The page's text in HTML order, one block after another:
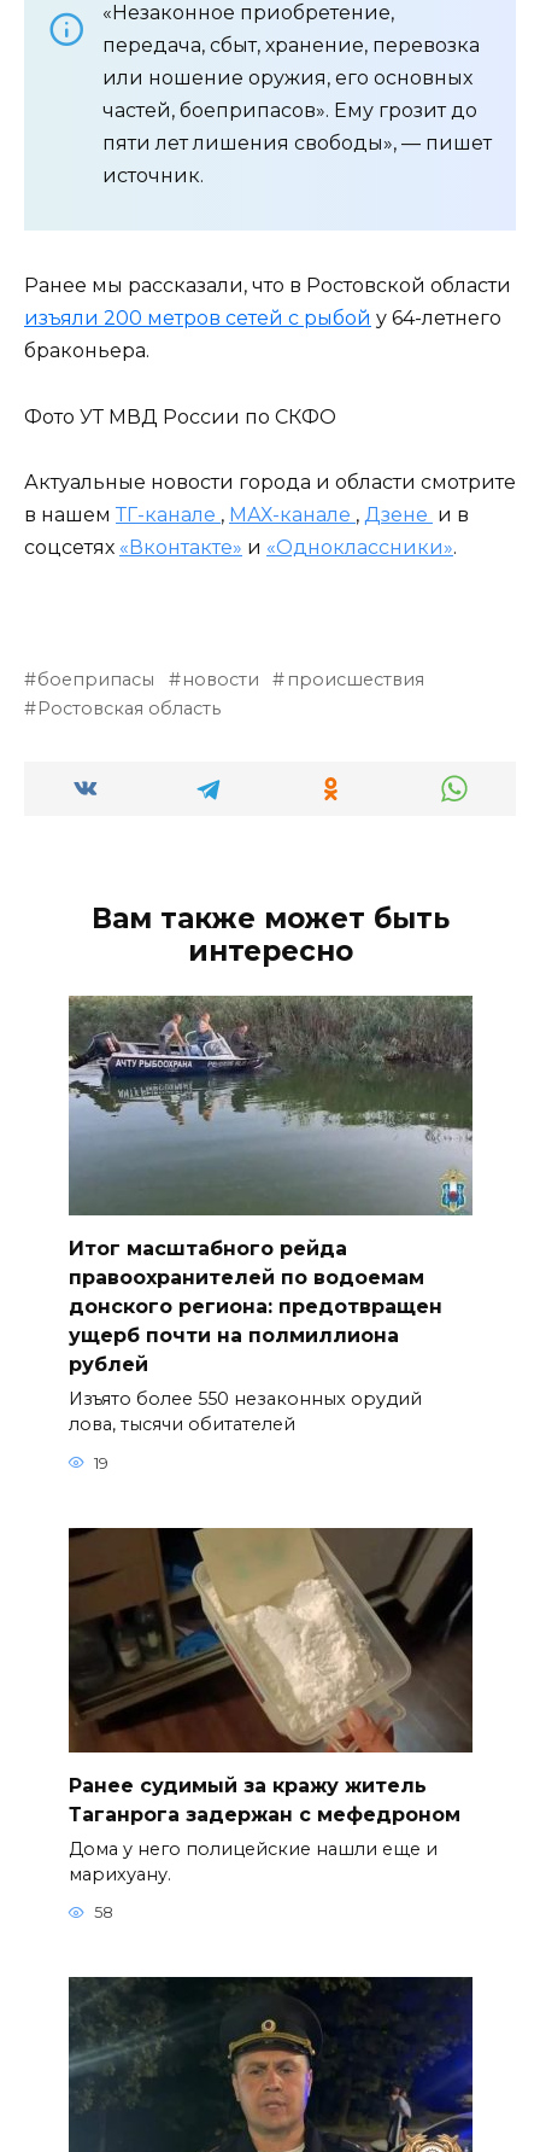
«Незаконное приобретение,
передача, сбыт, хранение, перевозка
или ношение оружия, его основных
частей, боеприпасов». Ему грозит до
пяти лет лишения свободы», — пишет
источник.
Ранее мы рассказали, что в Ростовской области
изъяли 200 метров сетей с рыбой у 64-летнего
браконьера.
Фото УТ МВД России по СКФО
Актуальные новости города и области смотрите
в нашем ТГ-канале , МАХ-канале , Дзене и в
соцсетях «Вконтакте» и «Одноклассники».
боеприпасы новости
происшествия
Ростовская область
Вам также может быть
интересно
Итог масштабного рейда
правоохранителей по водоемам
донского региона: предотвращен
ущерб почти на полмиллиона
рублей
Изъято более 550 незаконных орудий
лова, тысячи обитателей
19
Ранее судимый за кражу житель
Таганрога задержан с мефедроном
Дома у него полицейские нашли еще и
марихуану.
58